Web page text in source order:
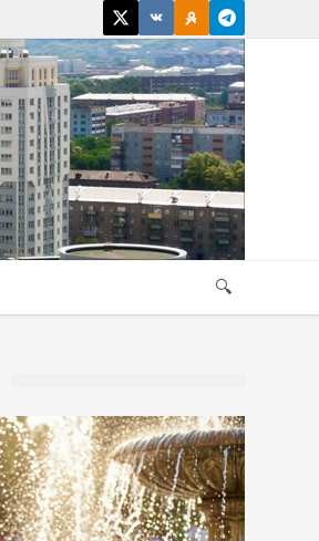
🔍